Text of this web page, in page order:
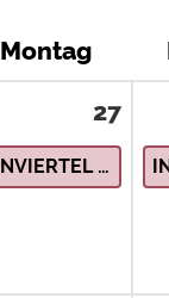
Montag
27
INNVIERTEL – Natur & Landschaft